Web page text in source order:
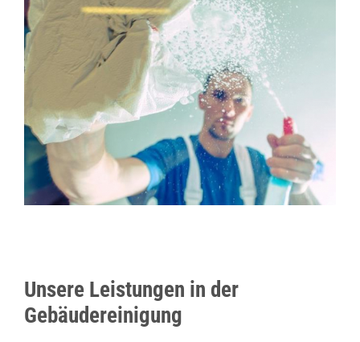
Unsere Leistungen in der
Gebäudereinigung